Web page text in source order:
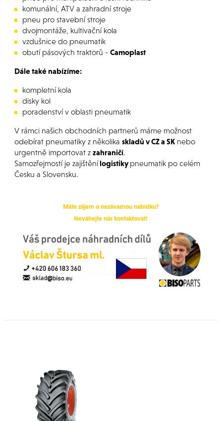
komunální, ATV a zahradní stroje
pneu pro stavební stroje
dvojmontáže, kultivační kola
vzdušnice do pneumatik
obutí pásových traktorů - Camoplast
Dále také nabízíme:
kompletní kola
disky kol
poradenství v oblasti pneumatik
V rámci našich obchodních partnerů máme možnost
odebírat pneumatiky z několika skladů v CZ a SKnebo
urgentně importovat z zahraničí.
Samozřejmostí je zajištěnílogistikypneumatik po celém
Česku a Slovensku.
Máte zájem o nezávaznou nabídku?
Neváhejte nás kontaktovat!